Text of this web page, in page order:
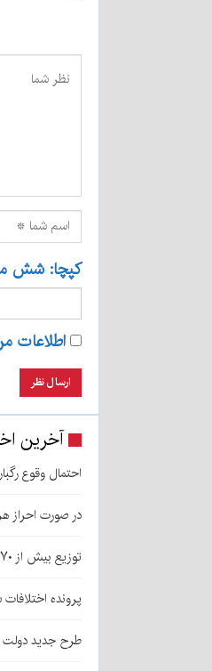
کپچا: شش
اطلاعات
آخرین
احتمال وقوع
در صورت احراز
توزیع بیش از ۴۷۰ هزار لیتر آب میان عزاداران جامانده اربعین در کرمان
پرونده
طرح جدید دولت